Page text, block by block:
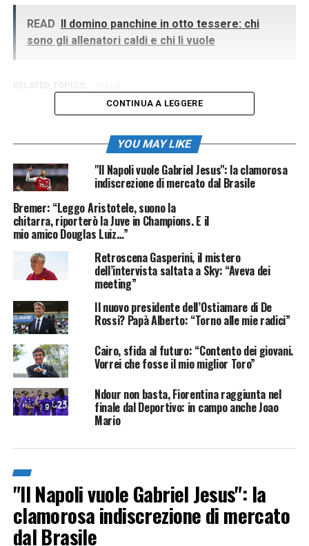
READ Il domino panchine in otto tessere: chi
sono gli allenatori caldi e chi li vuole
CONTINUA A LEGGERE
YOU MAY LIKE
"Il Napoli vuole Gabriel Jesus": la clamorosa
indiscrezione di mercato dal Brasile
Bremer: “Leggo Aristotele, suono la
chitarra, riporterò la Juve in Champions. E il
mio amico Douglas Luiz…”
Retroscena Gasperini, il mistero
dell’intervista saltata a Sky: “Aveva dei
meeting”
Il nuovo presidente dell’Ostiamare di De
Rossi? Papà Alberto: “Torno alle mie radici”
Cairo, sfida al futuro: “Contento dei giovani.
Vorrei che fosse il mio miglior Toro”
Ndour non basta, Fiorentina raggiunta nel
finale dal Deportivo: in campo anche Joao
Mario
"Il Napoli vuole Gabriel Jesus": la
clamorosa indiscrezione di mercato
dal Brasile